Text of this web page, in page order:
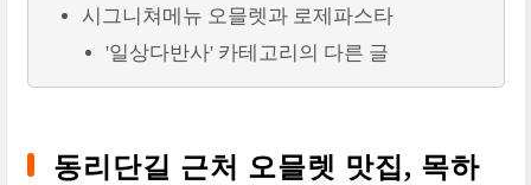
시그니쳐메뉴 오믈렛과 로제파스타
'일상다반사' 카테고리의 다른 글
동리단길 근처 오믈렛 맛집, 목하